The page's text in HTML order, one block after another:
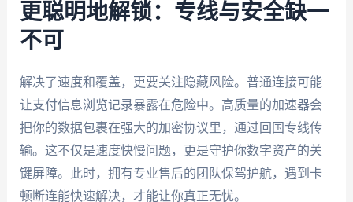
更聪明地解锁：专线与安全缺一
不可
解决了速度和覆盖，更要关注隐藏风险。普通连接可能
让支付信息浏览记录暴露在危险中。高质量的加速器会
把你的数据包裹在强大的加密协议里，通过回国专线传
输。这不仅是速度快慢问题，更是守护你数字资产的关
键屏障。此时，拥有专业售后的团队保驾护航，遇到卡
顿断连能快速解决，才能让你真正无忧。